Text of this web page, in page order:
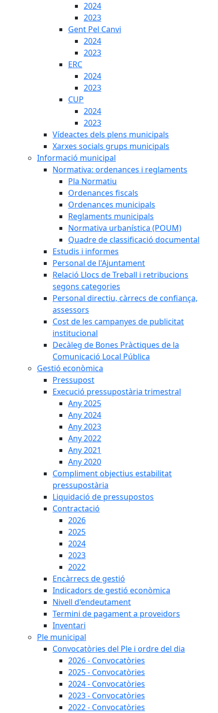
2024
2023
Gent Pel Canvi
2024
2023
ERC
2024
2023
CUP
2024
2023
Vídeactes dels plens municipals
Xarxes socials grups municipals
Informació municipal
Normativa: ordenances i reglaments
Pla Normatiu
Ordenances fiscals
Ordenances municipals
Reglaments municipals
Normativa urbanística (POUM)
Quadre de classificació documental
Estudis i informes
Personal de l'Ajuntament
Relació Llocs de Treball i retribucions
segons categories
Personal directiu, càrrecs de confiança,
assessors
Cost de les campanyes de publicitat
institucional
Decàleg de Bones Pràctiques de la
Comunicació Local Pública
Gestió econòmica
Pressupost
Execució pressupostària trimestral
Any 2025
Any 2024
Any 2023
Any 2022
Any 2021
Any 2020
Compliment objectius estabilitat
pressupostària
Liquidació de pressupostos
Contractació
2026
2025
2024
2023
2022
Encàrrecs de gestió
Indicadors de gestió econòmica
Nivell d'endeutament
Termini de pagament a proveïdors
Inventari
Ple municipal
Convocatòries del Ple i ordre del dia
2026 - Convocatòries
2025 - Convocatòries
2024 - Convocatòries
2023 - Convocatòries
2022 - Convocatòries